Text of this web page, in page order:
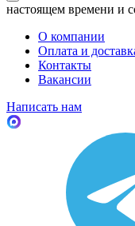
настоящем времени и
О компании
Оплата и
Контакты
Вакансии
Написать нам